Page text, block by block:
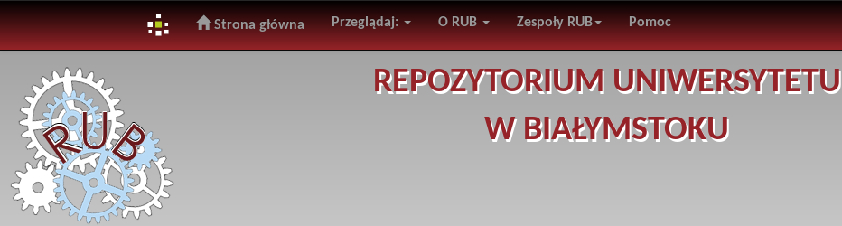
navigation
Strona główna Przeglądaj: O RUB Zespoły RUB Pomoc
REPOZYTORIUM UNIWERSYTETU
W BIAŁYMSTOKU